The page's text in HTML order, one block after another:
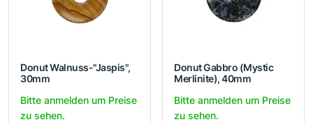
Donut Walnuss-"Jaspis",
30mm
Bitte anmelden um Preise
zu sehen.
Donut Gabbro (Mystic
Merlinite), 40mm
Bitte anmelden um Preise
zu sehen.